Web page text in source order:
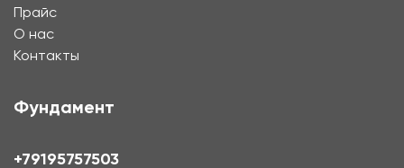
Прайс
О нас
Контакты
Фундамент
+79195757503